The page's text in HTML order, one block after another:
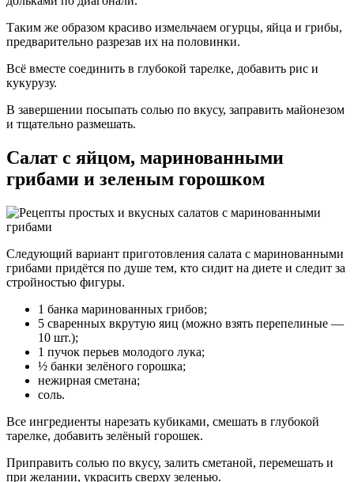
Таким же образом красиво измельчаем огурцы, яйца и грибы,
предварительно разрезав их на половинки.
Всё вместе соединить в глубокой тарелке, добавить рис и
кукурузу.
В завершении посыпать солью по вкусу, заправить майонезом
и тщательно размешать.
Салат с яйцом, маринованными
грибами и зеленым горошком
Следующий вариант приготовления салата с маринованными
грибами придётся по душе тем, кто сидит на диете и следит за
стройностью фигуры.
1 банка маринованных грибов;
5 сваренных вкрутую яиц (можно взять перепелиные —
10 шт.);
1 пучок перьев молодого лука;
½ банки зелёного горошка;
нежирная сметана;
соль.
Все ингредиенты нарезать кубиками, смешать в глубокой
тарелке, добавить зелёный горошек.
Приправить солью по вкусу, залить сметаной, перемешать и
при желании, украсить сверху зеленью.